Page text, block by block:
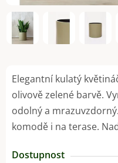
Elegantní kulatý
olivově zelené barvě.
odolný a
komodě i na terase.
Dostupnost